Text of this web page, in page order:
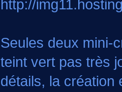
Seules deux mini-
teint vert pas très
détails, la création